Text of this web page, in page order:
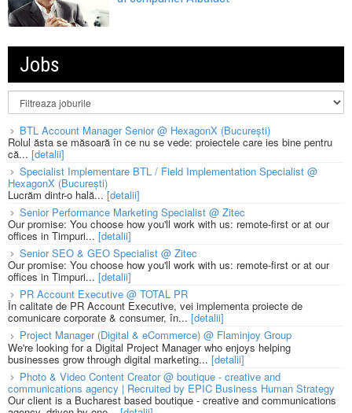
Jobs
BTL Account Manager Senior @ HexagonX (București)
Rolul ăsta se măsoară în ce nu se vede: proiectele care ies bine pentru
că... [detalii]
Specialist Implementare BTL / Field Implementation Specialist @
HexagonX (București)
Lucrăm dintr-o hală... [detalii]
Senior Performance Marketing Specialist @ Zitec
Our promise: You choose how you'll work with us: remote-first or at our
offices in Timpuri... [detalii]
Senior SEO & GEO Specialist @ Zitec
Our promise: You choose how you'll work with us: remote-first or at our
offices in Timpuri... [detalii]
PR Account Executive @ TOTAL PR
În calitate de PR Account Executive, vei implementa proiecte de
comunicare corporate & consumer, în... [detalii]
Project Manager (Digital & eCommerce) @ Flaminjoy Group
We're looking for a Digital Project Manager who enjoys helping
businesses grow through digital marketing... [detalii]
Photo & Video Content Creator @ boutique - creative and
communications agency | Recruited by EPIC Business Human Strategy
Our client is a Bucharest based boutique - creative and communications